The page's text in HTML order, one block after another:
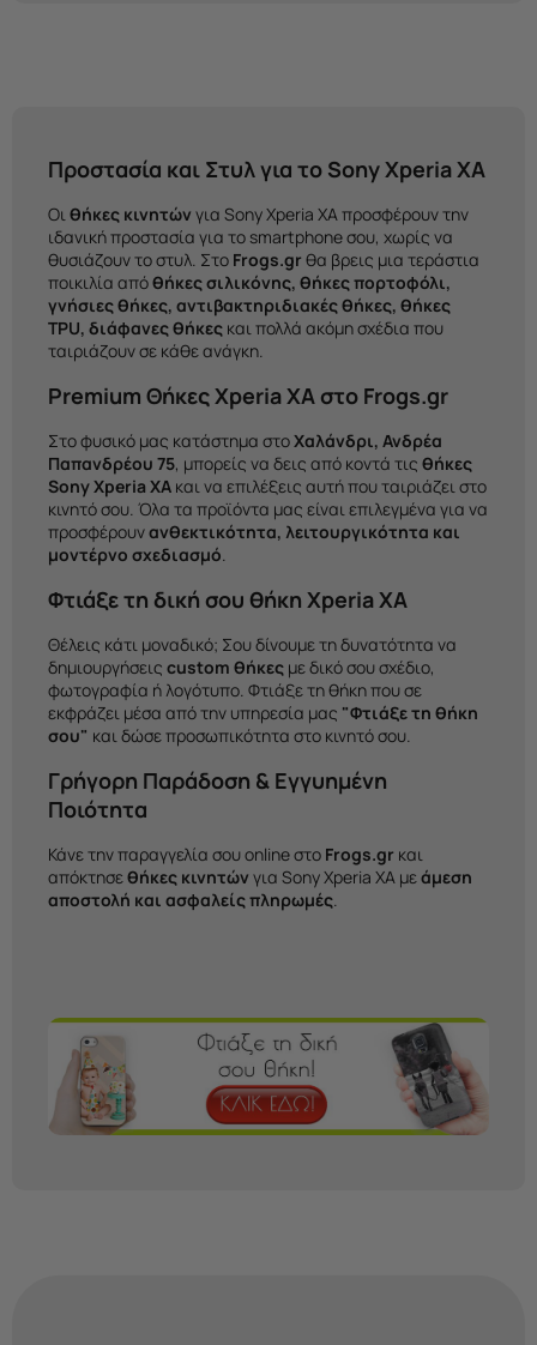
Προστασία και Στυλ για το Sony Xperia XA
Οιθήκες κινητών για Sony Xperia XA προσφέρουν την
ιδανική προστασία για το smartphone σου, χωρίς να
θυσιάζουν το στυλ. Στο Frogs.gr θα βρεις μια τεράστια
ποικιλία απόθήκες σιλικόνης, θήκες πορτοφόλι,
γνήσιες θήκες, αντιβακτηριδιακές θήκες, θήκες
TPU, διάφανες θήκες και πολλά ακόμη σχέδια που
ταιριάζουν σε κάθε ανάγκη.
Premium Θήκες Xperia XA στο Frogs.gr
Στο φυσικό μας κατάστημα στοΧαλάνδρι, Ανδρέα
Παπανδρέου 75, μπορείς να δεις από κοντά τις θήκες
Sony Xperia XA και να επιλέξεις αυτή που ταιριάζει στο
κινητό σου. Όλα τα προϊόντα μας είναι επιλεγμένα για να
προσφέρουνανθεκτικότητα, λειτουργικότητα και
μοντέρνο σχεδιασμό.
Φτιάξε τη δική σου θήκη Xperia XA
Θέλεις κάτι μοναδικό; Σου δίνουμε τη δυνατότητα να
δημιουργήσεις custom θήκες με δικό σου σχέδιο,
φωτογραφία ή λογότυπο. Φτιάξε τη θήκη που σε
εκφράζει μέσα από την υπηρεσία μας "Φτιάξε τη θήκη
σου" και δώσε προσωπικότητα στο κινητό σου.
Γρήγορη Παράδοση & Εγγυημένη
Ποιότητα
Κάνε την παραγγελία σου online στο Frogs.gr και
απόκτησεθήκες κινητών για Sony Xperia XA μεάμεση
αποστολή και ασφαλείς πληρωμές.